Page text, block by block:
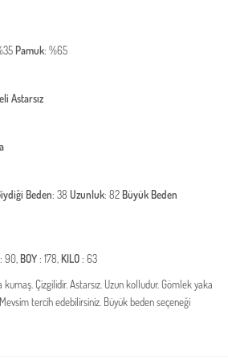
Pamuk: %65
Astarsız
Beden: 38 Uzunluk: 82 Büyük Beden
: 90, BOY: 178, KILO: 63
Çizgilidir. Astarsız. Uzun kolludur. Gömlek yaka
tercih edebilirsiniz. Büyük beden seçeneği
bir araya getiren bu özel tasarım, günlük